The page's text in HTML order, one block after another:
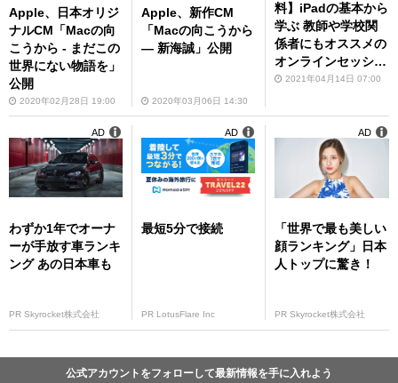
Apple、日本オリジ
ナルCM「Macの向
こうから - まだこの
世界にない物語を」
公開
2020年02月28日 19:00
Apple、新作CM
「Macの向こうから
— 新海誠」公開
2020年03月06日 14:30
料】iPadの基本から
学ぶ 教師や学校関
係者にもオススメの
オンラインセッショ
ン開催
2021年04月14日 07:00
わずか1年でオーナ
ーが手放す車ランキ
ング あの日本車も
PR Skyrocket株式会社
AD
最短5分で接続
PR LotusFlare Inc
AD
「世界で最も美しい
顔ランキング」日本
人トップに驚き！
PR Skyrocket株式会社
AD
公式アカウントをフォローして最新情報を手に入れよう